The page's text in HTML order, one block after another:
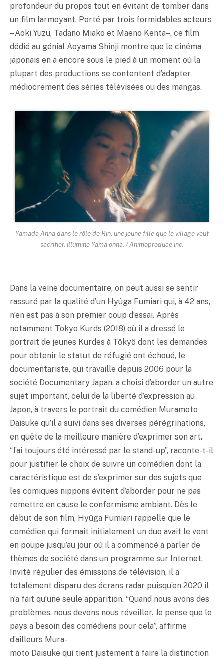
profondeur du propos tout en évitant de tomber dans
un film larmoyant. Porté par trois formidables acteurs
– Aoki Yuzu, Tadano Miako et Maeno Kenta –, ce film
dédié au génial Aoyama Shinji montre que le cinéma
japonais en a encore sous le pied à un moment où la
plupart des productions se contentent d’adapter
médiocrement des séries télévisées ou des mangas.
Yamada Anna dans le rôle de Rin, une jeune fille que le village veut
sacrifier, illumine Yama onna. / Animoproduce inc.
Dans la veine documentaire, on peut aussi se sentir
rassuré par la qualité d’un Hyûga Fumiari qui, à 42 ans,
n’en est pas à son premier coup d’essai. Après
notamment Tokyo Kurds (2018) où il a dressé le
portrait de jeunes Kurdes à Tôkyô dont les demandes
pour obtenir le statut de réfugié ont échoué, le
documentariste, qui travaille depuis 2006 pour la
société Documentary Japan, a choisi d’aborder un autre
sujet important, celui de la liberté d’expression au
Japon, à travers le portrait du comédien Muramoto
Daisuke qu’il a suivi dans ses diverses pérégrinations,
en quête de la meilleure manière d’exprimer son art.
“J’ai toujours été intéressé par le stand-up”, raconte-t-il
pour justifier le choix de suivre un comédien dont la
caractéristique est de s’exprimer sur des sujets que
les comiques nippons évitent d’aborder pour ne pas
remettre en cause le conformisme ambiant. Dès le
début de son film, Hyûga Fumiari rappelle que le
comédien qui formait initialement un duo avait le vent
en poupe jusqu’au jour où il a commencé à parler de
thèmes de société dans un programme sur Internet.
Invité régulier des émissions de télévision, il a
totalement disparu des écrans radar puisqu’en 2020 il
n’a fait qu’une seule apparition. “Quand nous avons des
problèmes, nous devons nous réveiller. Je pense que le
pays a besoin des comédiens pour cela”, affirme
d’ailleurs Mura-
moto Daisuke qui tient justement à faire la distinction